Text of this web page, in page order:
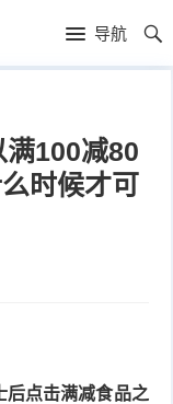
导航
100减80
时候才可
后点击满减食品之